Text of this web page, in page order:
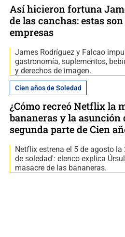
Así hicieron fortuna
de las canchas: estas
empresas
James Rodríguez y Falcao
gastronomía, suplementos,
y derechos de imagen.
Cien años de Soledad
¿Cómo recreó Netflix la
bananeras y la asunción
segunda parte de Cien
Netflix estrena el 5 de agosto la
de soledad': elenco explica
masacre de las bananeras.